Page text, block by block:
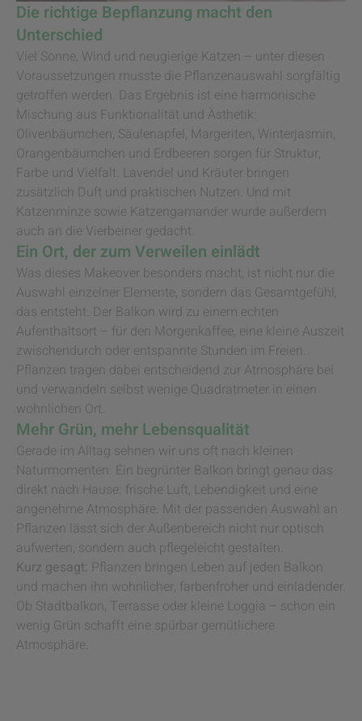
Die richtige Bepflanzung macht den
Unterschied
Viel Sonne, Wind und neugierige Katzen – unter diesen
Voraussetzungen musste die Pflanzenauswahl sorgfältig
getroffen werden. Das Ergebnis ist eine harmonische
Mischung aus Funktionalität und Ästhetik:
Olivenbäumchen, Säulenapfel, Margeriten, Winterjasmin,
Orangenbäumchen und Erdbeeren sorgen für Struktur,
Farbe und Vielfalt. Lavendel und Kräuter bringen
zusätzlich Duft und praktischen Nutzen. Und mit
Katzenminze sowie Katzengamander wurde außerdem
auch an die Vierbeiner gedacht.
Ein Ort, der zum Verweilen einlädt
Was dieses Makeover besonders macht, ist nicht nur die
Auswahl einzelner Elemente, sondern das Gesamtgefühl,
das entsteht. Der Balkon wird zu einem echten
Aufenthaltsort – für den Morgenkaffee, eine kleine Auszeit
zwischendurch oder entspannte Stunden im Freien.
Pflanzen tragen dabei entscheidend zur Atmosphäre bei
und verwandeln selbst wenige Quadratmeter in einen
wohnlichen Ort.
Mehr Grün, mehr Lebensqualität
Gerade im Alltag sehnen wir uns oft nach kleinen
Naturmomenten. Ein begrünter Balkon bringt genau das
direkt nach Hause: frische Luft, Lebendigkeit und eine
angenehme Atmosphäre. Mit der passenden Auswahl an
Pflanzen lässt sich der Außenbereich nicht nur optisch
aufwerten, sondern auch pflegeleicht gestalten.
Kurz gesagt: Pflanzen bringen Leben auf jeden Balkon
und machen ihn wohnlicher, farbenfroher und einladender.
Ob Stadtbalkon, Terrasse oder kleine Loggia – schon ein
wenig Grün schafft eine spürbar gemütlichere
Atmosphäre.